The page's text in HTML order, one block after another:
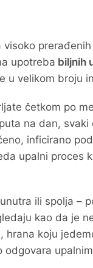
visoko
upotreba biljnih
u velikom broju
četkom po
na dan,
inficirano
upalni proces
ili spolja –
kao da je
koju